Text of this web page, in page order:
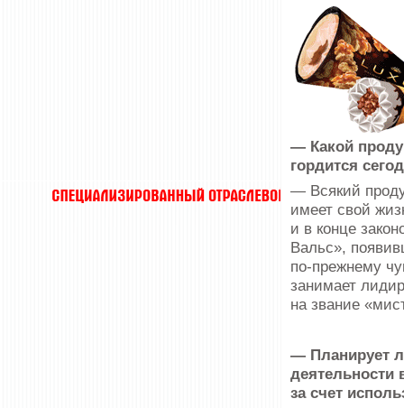
— Какой
гордится
— Всякий
имеет свой
и в конце
Вальс»,
по-прежнему
занимает
на звание
— Планирует
за счет